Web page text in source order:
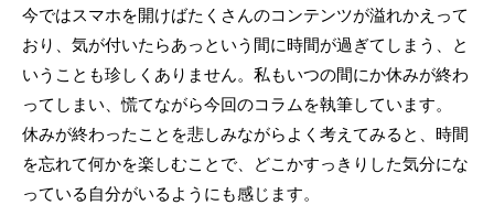
今ではスマホを開けばたくさんのコンテンツが溢れかえって
おり、気が付いたらあっという間に時間が過ぎてしまう、と
いうことも珍しくありません。私もいつの間にか休みが終わ
ってしまい、慌てながら今回のコラムを執筆しています。
休みが終わったことを悲しみながらよく考えてみると、時間
を忘れて何かを楽しむことで、どこかすっきりした気分にな
っている自分がいるようにも感じます。